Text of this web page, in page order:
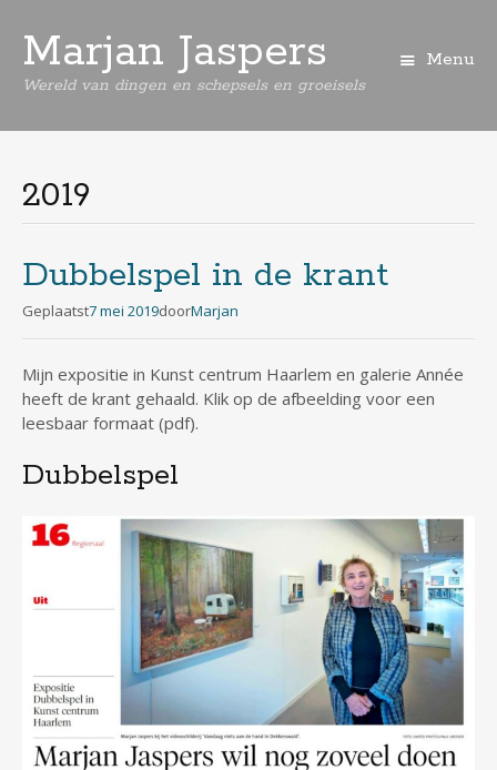
Marjan Jaspers
Wereld van dingen en schepsels en groeisels
Menu
inhoud
2019
Dubbelspel in de krant
Geplaatst7 mei 2019doorMarjan
Mijn expositie in Kunst centrum Haarlem en galerie Année
heeft de krant gehaald. Klik op de afbeelding voor een
leesbaar formaat (pdf).
Dubbelspel